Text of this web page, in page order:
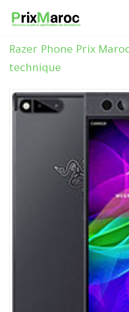
Razer Phone Prix
technique